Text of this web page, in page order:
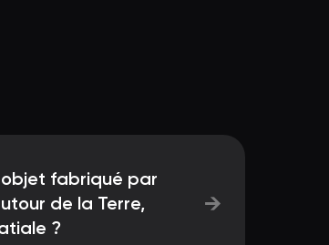
fabriqué par
de la Terre,
?
→